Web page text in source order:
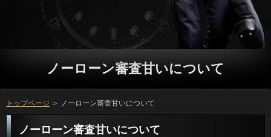
ノーローン審査甘いについて
トップページ ＞ ノーローン審査甘いについて
ノーローン審査甘いについて